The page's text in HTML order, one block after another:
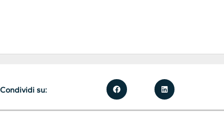
Condividi su: